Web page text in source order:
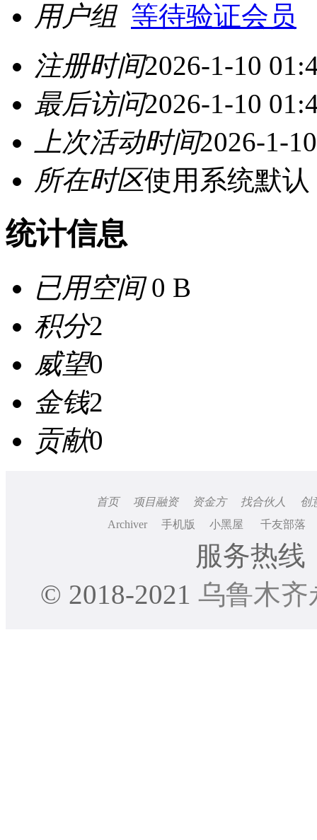
用户组 等待验证会员
注册时间2026-1-10
最后访问2026-1-10
上次活动时间2026-1-
所在时区使用系统默认
统计信息
已用空间0 B
积分2
威望0
金钱2
贡献0
首页 项目融资 资金方 找合伙人
创
Archiver
手机版 小黑屋 千友部落
服务热线
© 2018-2021 乌鲁木齐